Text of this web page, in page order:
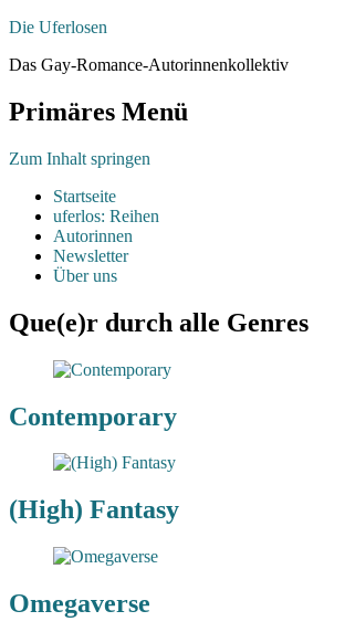
Die Uferlosen
Das Gay-Romance-Autorinnenkollektiv
Primäres Menü
Zum Inhalt springen
Startseite
uferlos: Reihen
Autorinnen
Newsletter
Über uns
Que(e)r durch alle Genres
Contemporary
(High) Fantasy
Omegaverse